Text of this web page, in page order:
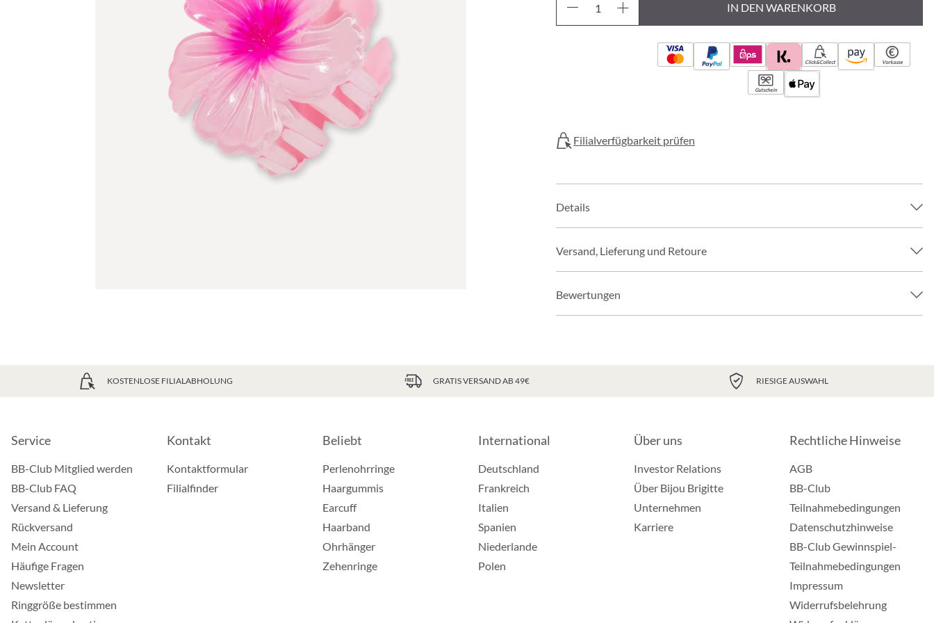
IN DEN WARENKORB
Click&Collect Vorkasse
Gutschein
Filialverfügbarkeit prüfen
Details
Versand, Lieferung und Retoure
Bewertungen
KOSTENLOSE FILIALABHOLUNG GRATIS VERSAND AB 49€ RIESIGE AUSWAHL
Service
BB-Club Mitglied werden
BB-Club FAQ
Versand & Lieferung
Rückversand
Mein Account
Häufige Fragen
Newsletter
Ringgröße bestimmen
Kontakt
Kontaktformular
Filialfinder
Beliebt
Perlenohrringe
Haargummis
Earcuff
Haarband
Ohrhänger
Zehenringe
International
Deutschland
Frankreich
Italien
Spanien
Niederlande
Polen
Über uns
Investor Relations
Über Bijou Brigitte
Unternehmen
Karriere
Rechtliche Hinweise
AGB
BB-Club
Teilnahmebedingungen
Datenschutzhinweise
BB-Club Gewinnspiel-
Teilnahmebedingungen
Impressum
Widerrufsbelehrung